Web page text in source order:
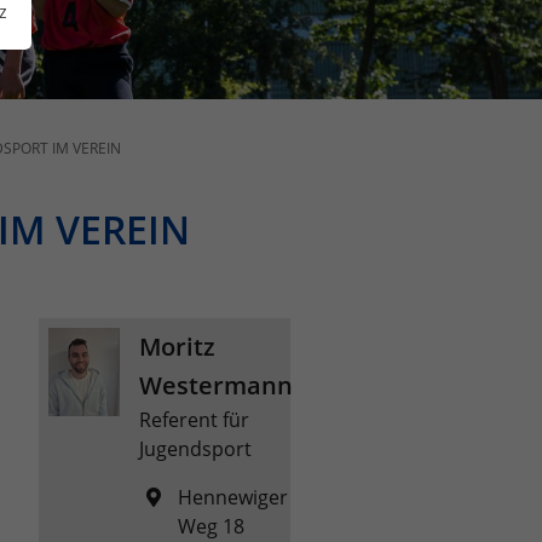
IM VEREIN
VEREIN
Moritz
Westermann
Referent für
Jugendsport
Hennewiger
Weg 18